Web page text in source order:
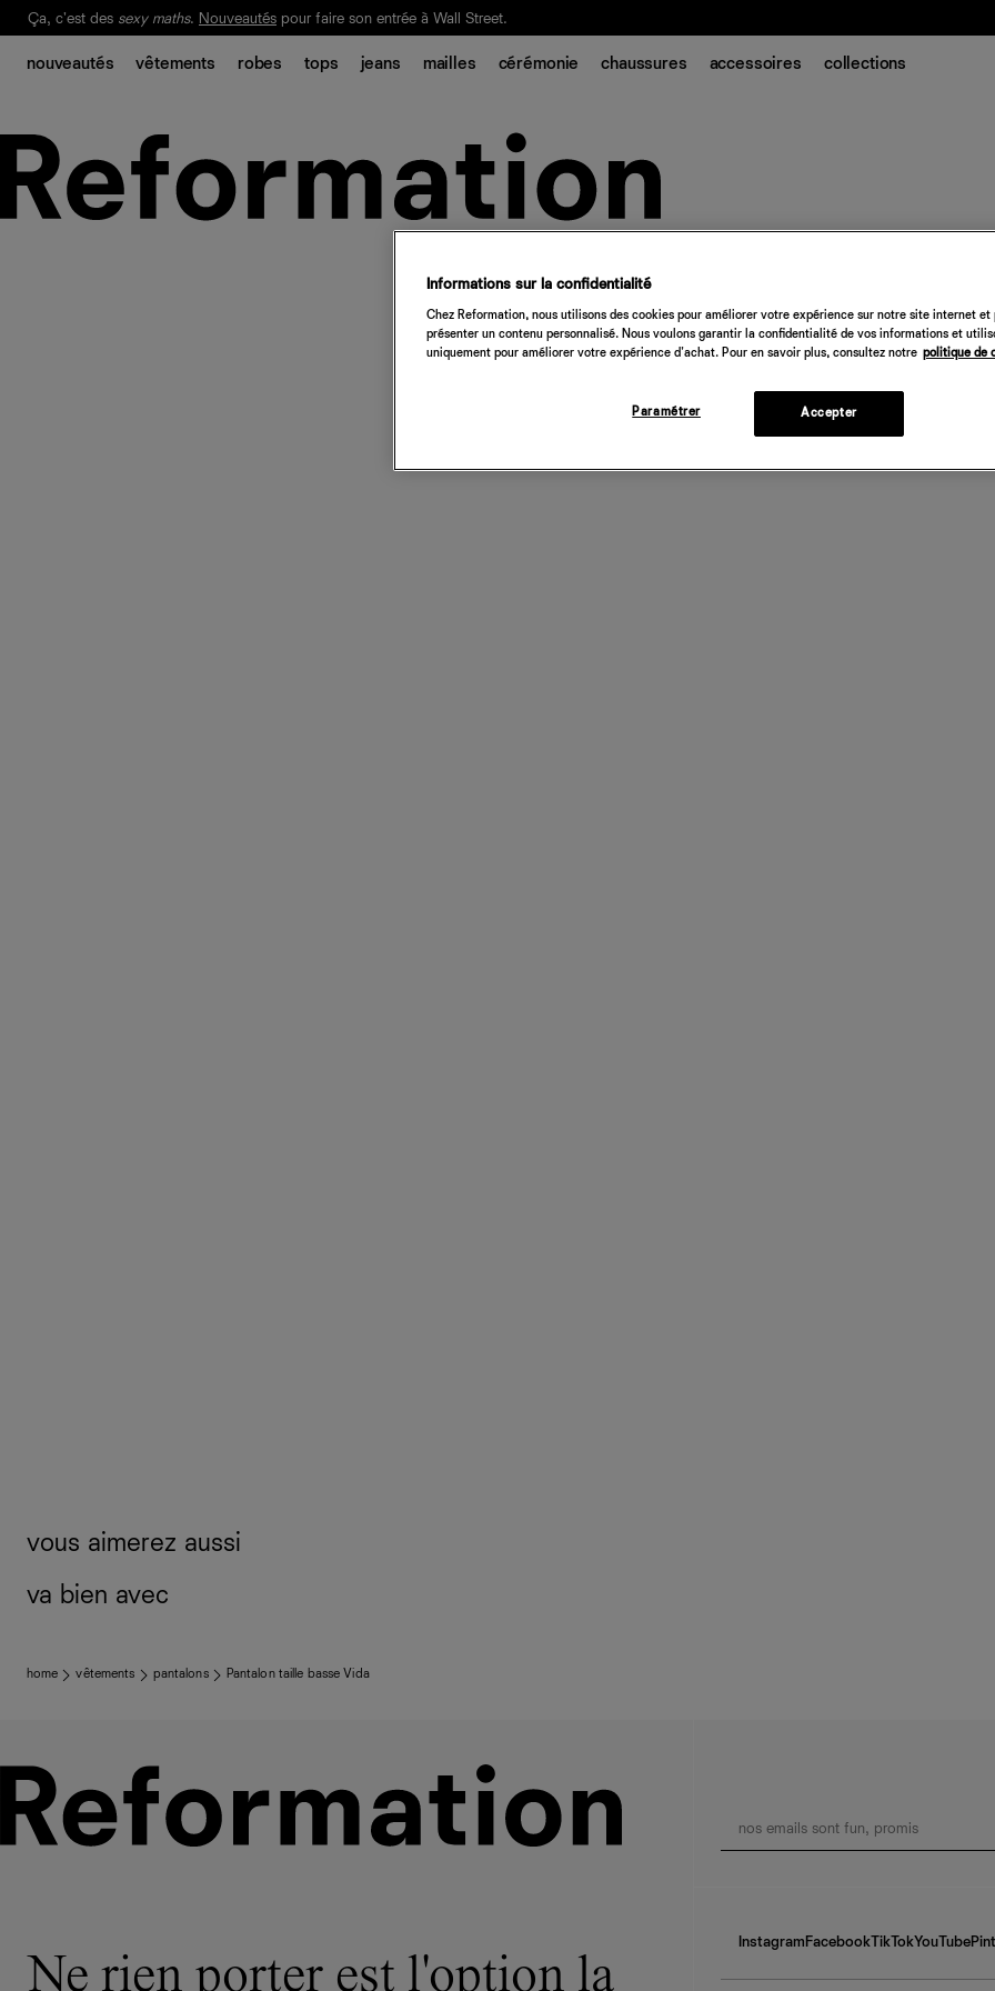
Notre Bilan Responsable 2025 est ici. Lisez-le
Ça, c'est des sexy maths. Nouveautés pour faire son entrée à Wall Street.
nouveautés vêtements robes tops jeans mailles cérémonie chaussures accessoires collections
vous aimerez aussi
va bien avec
home vêtements pantalons Pantalon taille basse Vida
Ne rien porter est l'option la
Instagram FacebookTikTokYouTube
Informations sur la confidentialité
Chez Reformation, nous utilisons des cookies pour améliorer votre expérience sur notre site internet et
présenter un contenu personnalisé. Nous voulons garantir la confidentialité de vos informations et
uniquement pour améliorer votre expérience d'achat. Pour en savoir plus, consultez notre politique de
Paramétrer Accepter